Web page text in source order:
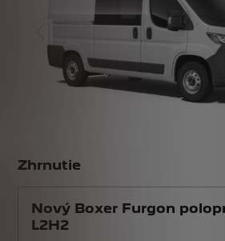
Zhrnutie
Nový Boxer Furgon
L2H2